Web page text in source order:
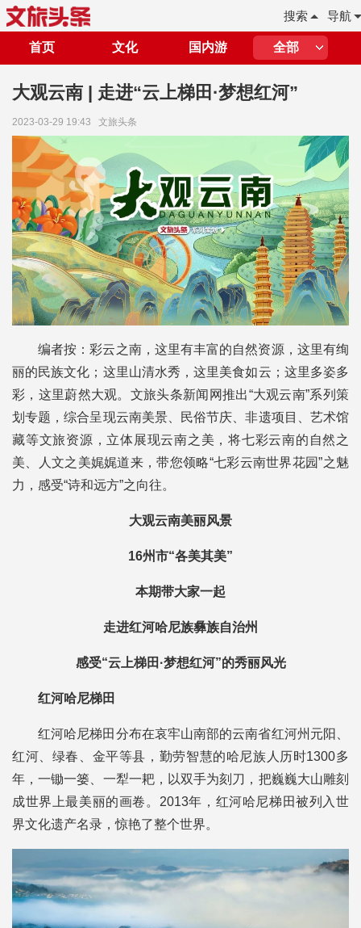
导航
搜索
首页 文化 国内游 全部
大观云南 | 走进“云上梯田·梦想红河”
2023-03-29 19:43 文旅头条
编者按：彩云之南，这里有丰富的自然资源，这里有绚
丽的民族文化；这里山清水秀，这里美食如云；这里多姿多
彩，这里蔚然大观。文旅头条新闻网推出“大观云南”系列策
划专题，综合呈现云南美景、民俗节庆、非遗项目、艺术馆
藏等文旅资源，立体展现云南之美，将七彩云南的自然之
美、人文之美娓娓道来，带您领略“七彩云南世界花园”之魅
力，感受“诗和远方”之向往。
大观云南美丽风景
16州市“各美其美”
本期带大家一起
走进红河哈尼族彝族自治州
感受“云上梯田·梦想红河”的秀丽风光
红河哈尼梯田
红河哈尼梯田分布在哀牢山南部的云南省红河州元阳、
红河、绿春、金平等县，勤劳智慧的哈尼族人历时1300多
年，一锄一篓、一犁一耙，以双手为刻刀，把巍巍大山雕刻
成世界上最美丽的画卷。2013年，红河哈尼梯田被列入世
界文化遗产名录，惊艳了整个世界。